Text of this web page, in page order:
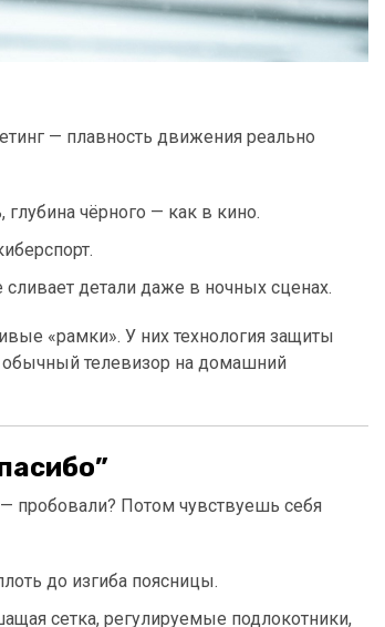
— плавность движения реально
глубина чёрного — как в кино.
детали даже в ночных сценах.
«рамки». У них технология защиты
обычный телевизор на домашний
пробовали? Потом чувствуешь себя
до изгиба поясницы.
сетка, регулируемые подлокотники,